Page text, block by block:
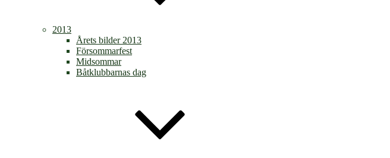
2013
Årets bilder 2013
Försommarfest
Midsommar
Båtklubbarnas dag